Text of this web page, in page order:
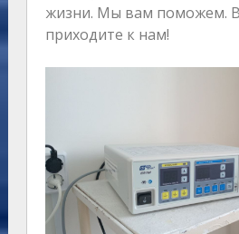
жизни. Мы вам поможем.
приходите к нам!